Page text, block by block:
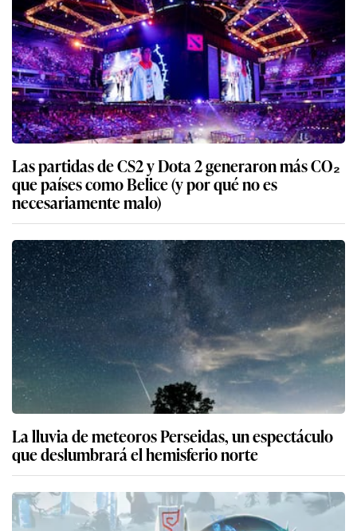
Las partidas de CS2 y Dota 2 generaron más CO₂
que países como Belice (y por qué no es
necesariamente malo)
La lluvia de meteoros Perseidas, un espectáculo
que deslumbrará el hemisferio norte